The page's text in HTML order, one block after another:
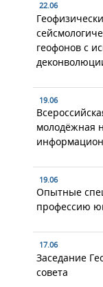
22.06
геофонов с
19.06
молодёжная
19.06
Опытные
профессию
17.06
Заседание
совета